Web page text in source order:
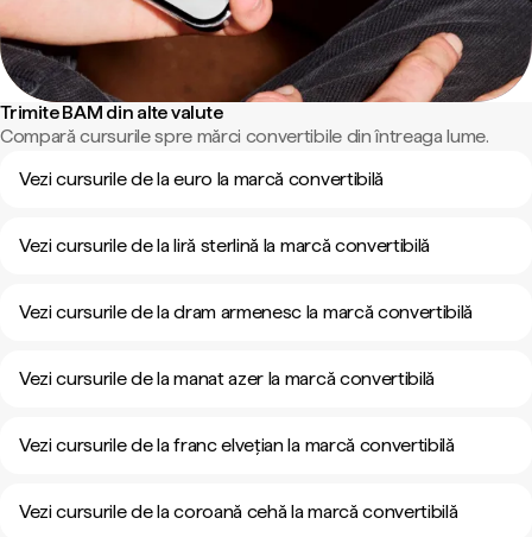
Trimite BAM din alte valute
Compară cursurile spre mărci convertibile din întreaga lume.
Vezi cursurile de la euro la marcă convertibilă
Vezi cursurile de la liră sterlină la marcă convertibilă
Vezi cursurile de la dram armenesc la marcă convertibilă
Vezi cursurile de la manat azer la marcă convertibilă
Vezi cursurile de la franc elvețian la marcă convertibilă
Vezi cursurile de la coroană cehă la marcă convertibilă